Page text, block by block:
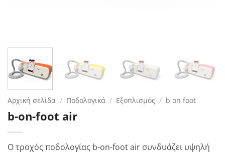
Αρχική σελίδα / Ποδολογικά / Εξοπλισμός / b on foot
b-on-foot air
Ο τροχός ποδολογίας b-on-foot air συνδυάζει υψηλή